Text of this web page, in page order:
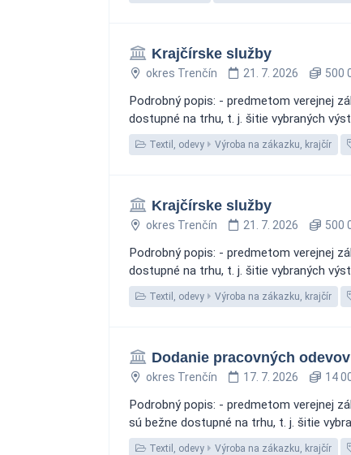
Krajčírske služby
okres Trenčín 21. 7. 2026 500
Podrobný popis: - predmetom verejnej
dostupné na trhu, t. j. šitie vybraných
Textil, odevy Výroba na zákazku, krajčír
Krajčírske služby
okres Trenčín 21. 7. 2026 500
Podrobný popis: - predmetom verejnej
dostupné na trhu, t. j. šitie vybraných
Textil, odevy Výroba na zákazku, krajčír
Dodanie pracovných odevov
okres Trenčín 17. 7. 2026 14
Podrobný popis: - predmetom verejnej
sú bežne dostupné na trhu, t. j. šitie
Textil, odevy Výroba na zákazku, krajčír